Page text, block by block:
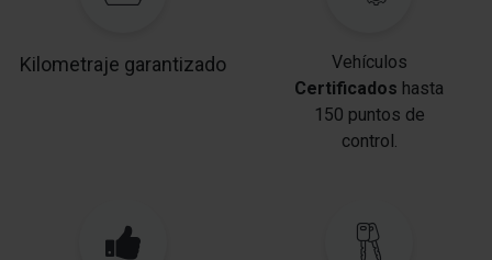
Kilometraje garantizado
Vehículos
Certificados hasta
150 puntos de
control.